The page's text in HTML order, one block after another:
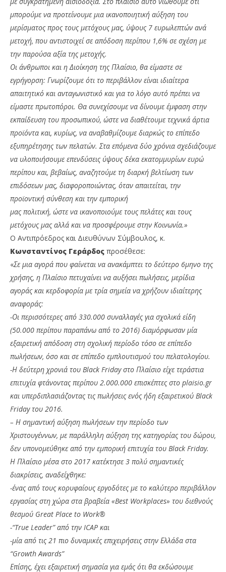
μπορούμε να προτείνουμε μια ικανοποιητική αύξηση του
μερίσματος προς τους μετόχους μας, ύψους 7 ευρωλεπτών ανά
μετοχή, που αντιστοιχεί σε απόδοση περίπου 1,6% σε σχέση με
την παρούσα αξία της μετοχής.
Οι άνθρωποι και η Διοίκηση της Πλαίσιο, θα είμαστε σε
εγρήγορση: Γνωρίζουμε ότι το περιβάλλον είναι ιδιαίτερα
απαιτητικό και ανταγωνιστικό και για το λόγο αυτό πρέπει να
είμαστε πρωτοπόροι. Θα συνεχίσουμε να δίνουμε έμφαση στην
εκπαίδευση του προσωπικού, ώστε να διαθέτουμε τεχνικά άρτια
προϊόντα και, κυρίως, να αναβαθμίζουμε διαρκώς το επίπεδο
εξυπηρέτησης των πελατών. Στα επόμενα δύο χρόνια σχεδιάζουμε
να υλοποιήσουμε επενδύσεις ύψους δέκα εκατομμυρίων ευρώ
περίπου και, βεβαίως, αναζητούμε τη διαρκή βελτίωση των
επιδόσεων μας, διαφοροποιώντας, όταν απαιτείται, την
προϊοντική σύνθεση και την εμπορική
μας πολιτική, ώστε να ικανοποιούμε τους πελάτες και τους
μετόχους μας αλλά και να προσφέρουμε στην Κοινωνία.»
Ο Αντιπρόεδρος και Διευθύνων Σύμβουλος, κ.
Κωνσταντίνος Γεράρδος προσέθεσε:
«Σε μια αγορά που φαίνεται να ανακάμπτει το δεύτερο 6μηνο της
χρήσης, η Πλαίσιο πετυχαίνει να αυξήσει πωλήσεις, μερίδια
αγοράς και κερδοφορία με τρία σημεία να χρήζουν ιδιαίτερης
αναφοράς:
-Οι περισσότερες από 330.000 συναλλαγές για σχολικά είδη
(50.000 περίπου παραπάνω από το 2016) διαμόρφωσαν μία
εξαιρετική απόδοση στη σχολική περίοδο τόσο σε επίπεδο
πωλήσεων, όσο και σε επίπεδο εμπλουτισμού του πελατολογίου.
-Η δεύτερη χρονιά του Black Friday στο Πλαίσιο είχε τεράστια
επιτυχία φτάνοντας περίπου 2.000.000 επισκέπτες στο plaisio.gr
και υπερδιπλασιάζοντας τις πωλήσεις ενός ήδη εξαιρετικού Black
Friday του 2016.
– Η σημαντική αύξηση πωλήσεων την περίοδο των
Χριστουγέννων, με παράλληλη αύξηση της κατηγορίας του δώρου,
δεν υπονομεύθηκε από την εμπορική επιτυχία του Black Friday.
Η Πλαίσιο μέσα στο 2017 κατέκτησε 3 πολύ σημαντικές
διακρίσεις, αναδείχθηκε:
-ένας από τους κορυφαίους εργοδότες με το καλύτερο περιβάλλον
εργασίας στη χώρα στα βραβεία «Best Workplaces» του διεθνούς
θεσμού Great Place to Work®
-“True Leader” από την ICAP και
-μία από τις 21 πιο δυναμικές επιχειρήσεις στην Ελλάδα στα
“Growth Awards”
Επίσης, έχει εξαιρετική σημασία για εμάς ότι θα εκδώσουμε